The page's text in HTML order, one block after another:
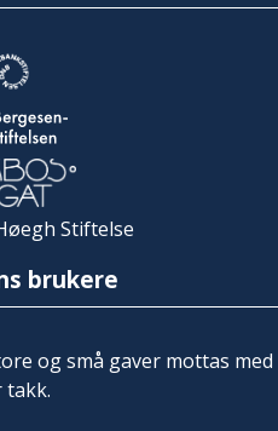
Stiftelse
brukere
og små gaver mottas med
takk.